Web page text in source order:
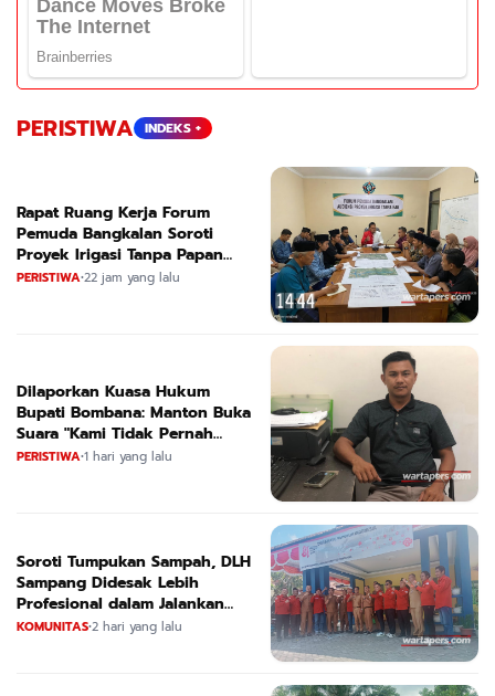
PERISTIWA INDEKS +
Rapat Ruang Kerja Forum
Pemuda Bangkalan Soroti
Proyek Irigasi Tanpa Papan
Nama
PERISTIWA•22 jam yang lalu
Dilaporkan Kuasa Hukum
Bupati Bombana: Manton Buka
Suara "Kami Tidak Pernah
Menutup Ruang Hak Jawab"
PERISTIWA•1 hari yang lalu
Soroti Tumpukan Sampah, DLH
Sampang Didesak Lebih
Profesional dalam Jalankan
Tugas
KOMUNITAS•2 hari yang lalu